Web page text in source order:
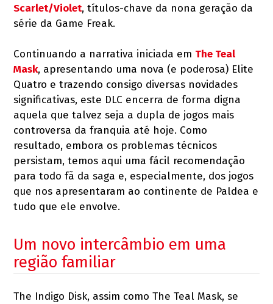
Scarlet/Violet, títulos-chave da nona geração da
série da Game Freak.
Continuando a narrativa iniciada em The Teal
Mask, apresentando uma nova (e poderosa) Elite
Quatro e trazendo consigo diversas novidades
significativas, este DLC encerra de forma digna
aquela que talvez seja a dupla de jogos mais
controversa da franquia até hoje. Como
resultado, embora os problemas técnicos
persistam, temos aqui uma fácil recomendação
para todo fã da saga e, especialmente, dos jogos
que nos apresentaram ao continente de Paldea e
tudo que ele envolve.
Um novo intercâmbio em uma
região familiar
The Indigo Disk, assim como The Teal Mask, se